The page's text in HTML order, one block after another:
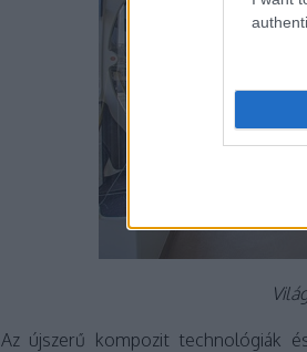
Az újszerű kompozit technológiák